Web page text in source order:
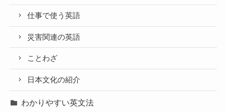
仕事で使う英語
災害関連の英語
ことわざ
日本文化の紹介
わかりやすい英文法